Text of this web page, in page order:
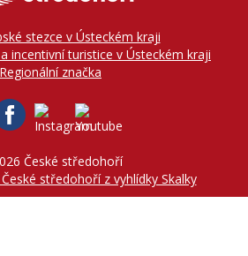
stezce v Ústeckém kraji
incentivní turistice v Ústeckém kraji
Regionální značka
České středohoří
České středohoří z vyhlídky Skalky